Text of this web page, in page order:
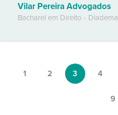
Vilar Pereira Advogados
Bacharel em Direito - Diadema
1 2 3 4
9